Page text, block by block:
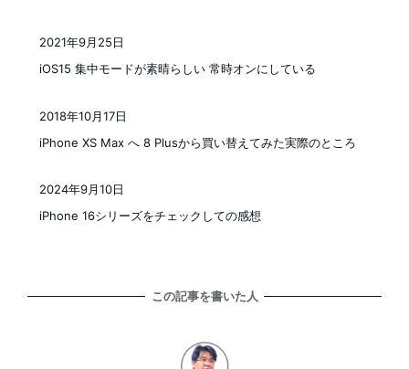
iOS15 集中モードが素晴らしい 常時オンにしている
2021年9月25日
iPhone XS Max へ 8 Plusから買い替えてみた実際のところ
投稿日
2018年10月17日
iPhone 16シリーズをチェックしての感想
2024年9月10日
この記事を書いた人